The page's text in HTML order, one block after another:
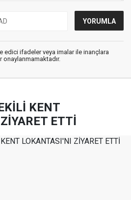
edici ifadeler veya imalar ile inançlara
onaylanmamaktadır.
KENT
ETTİ